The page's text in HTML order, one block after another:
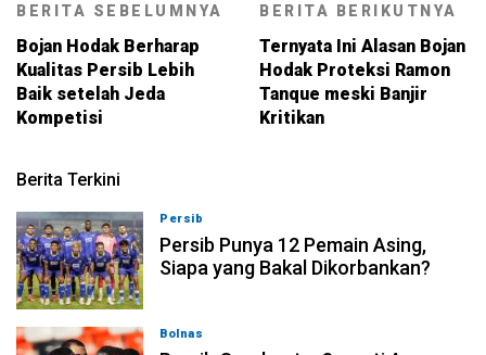
BERITA SEBELUMNYA
Bojan Hodak Berharap
Kualitas Persib Lebih
Baik setelah Jeda
Kompetisi
BERITA BERIKUTNYA
Ternyata Ini Alasan Bojan
Hodak Proteksi Ramon
Tanque meski Banjir
Kritikan
Berita Terkini
Persib
Persib Punya 12 Pemain Asing,
Siapa yang Bakal Dikorbankan?
Bolnas